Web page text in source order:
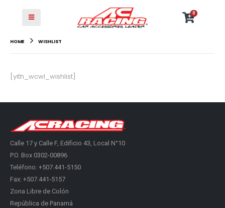
0
HOME WISHLIST
[yith_wcwl_wishlist]
Calle 17 y Calle F, Edificio 43, Local N°10
P.O. Box 0302-00896
Teléfono: +507.441-5150
Fax: +507.441-5157
Zona Libre de Colón
República de Panamá